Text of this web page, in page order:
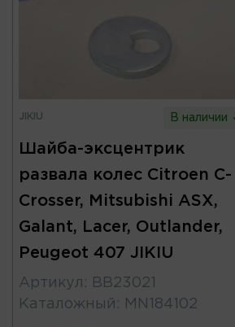
JIKIU В наличии
Шайба-эксцентрик
развала колес Citroen C-
Crosser, Mitsubishi ASX,
Galant, Lacer, Outlander,
Peugeot 407 JIKIU
Артикул :
BB23021
Каталожный : MN184102